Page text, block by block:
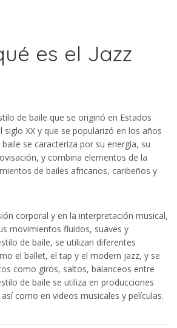
es el Jazz
de baile que se originó en Estados
siglo XX y que se popularizó en los años
se caracteriza por su energía, su
y combina elementos de la
de bailes africanos, caribeños y
corporal y en la interpretación musical,
movimientos fluidos, suaves y
de baile, se utilizan diferentes
el ballet, el tap y el modern jazz, y se
como giros, saltos, balanceos entre
de baile se utiliza en producciones
como en videos musicales y películas.